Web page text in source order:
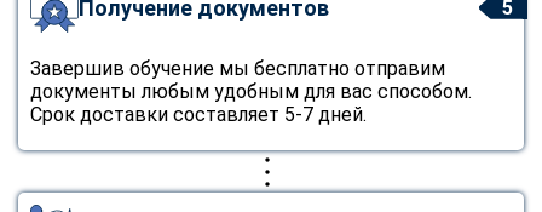
5
Получение документов
Завершив обучение мы бесплатно отправим
документы любым удобным для вас способом.
Срок доставки составляет 5-7 дней.